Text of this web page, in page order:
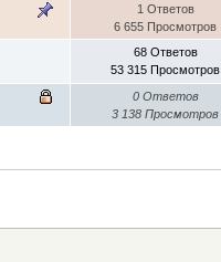
1 Ответов
6 655 Просмотров
68 Ответов
53 315 Просмотров
0 Ответов
3 138 Просмотров